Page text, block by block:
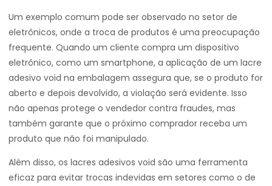
Um exemplo comum pode ser observado no setor de
eletrônicos, onde a troca de produtos é uma preocupação
frequente. Quando um cliente compra um dispositivo
eletrônico, como um smartphone, a aplicação de um lacre
adesivo void na embalagem assegura que, se o produto for
aberto e depois devolvido, a violação será evidente. Isso
não apenas protege o vendedor contra fraudes, mas
também garante que o próximo comprador receba um
produto que não foi manipulado.
Além disso, os lacres adesivos void são uma ferramenta
eficaz para evitar trocas indevidas em setores como o de